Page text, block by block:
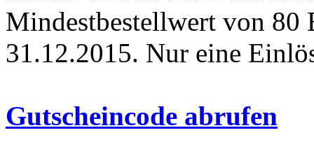
Mindestbestellwert von 80
31.12.2015. Nur eine
Gutscheincode abrufen